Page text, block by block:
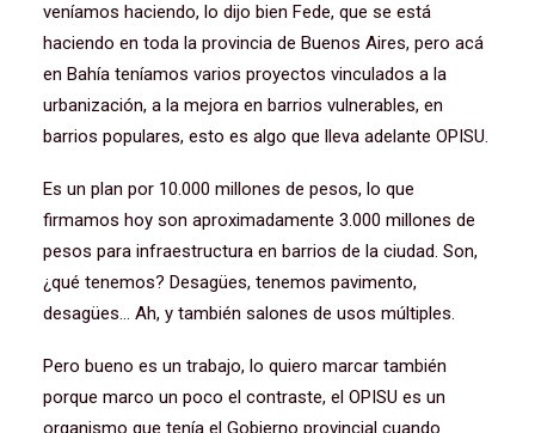
veníamos haciendo, lo dijo bien Fede, que se está
haciendo en toda la provincia de Buenos Aires, pero acá
en Bahía teníamos varios proyectos vinculados a la
urbanización, a la mejora en barrios vulnerables, en
barrios populares, esto es algo que lleva adelante OPISU.
Es un plan por 10.000 millones de pesos, lo que
firmamos hoy son aproximadamente 3.000 millones de
pesos para infraestructura en barrios de la ciudad. Son,
¿qué tenemos? Desagües, tenemos pavimento,
desagües… Ah, y también salones de usos múltiples.
Pero bueno es un trabajo, lo quiero marcar también
porque marco un poco el contraste, el OPISU es un
organismo que tenía el Gobierno provincial cuando